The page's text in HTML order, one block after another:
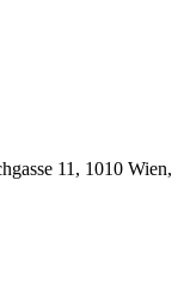
11, 1010 Wien,